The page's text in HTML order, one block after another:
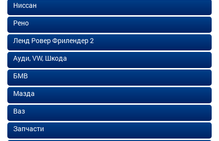
Ниссан
Рено
Ленд Ровер Фрилендер 2
Ауди, VW, Шкода
БМВ
Мазда
Ваз
Запчасти